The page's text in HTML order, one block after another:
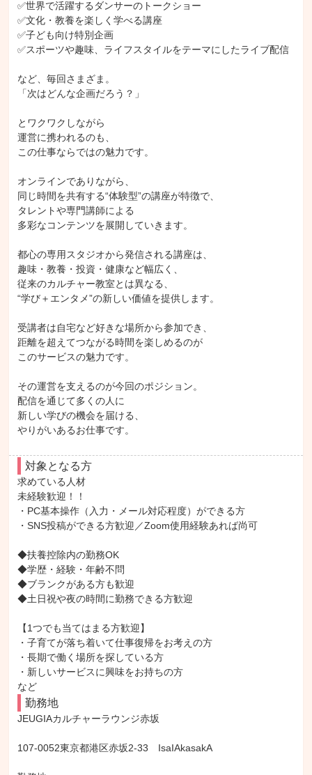
✅世界で活躍するダンサーのトークショー
✅文化・教養を楽しく学べる講座
✅子ども向け特別企画
✅スポーツや趣味、ライフスタイルをテーマにしたライブ配信
など、毎回さまざま。
「次はどんな企画だろう？」
とワクワクしながら
運営に携われるのも、
この仕事ならではの魅力です。
オンラインでありながら、
同じ時間を共有する“体験型”の講座が特徴で、
タレントや専門講師による
多彩なコンテンツを展開していきます。
都心の専用スタジオから発信される講座は、
趣味・教養・投資・健康など幅広く、
従来のカルチャー教室とは異なる、
“学び＋エンタメ”の新しい価値を提供します。
受講者は自宅など好きな場所から参加でき、
距離を超えてつながる時間を楽しめるのが
このサービスの魅力です。
その運営を支えるのが今回のポジション。
配信を通じて多くの人に
新しい学びの機会を届ける、
やりがいあるお仕事です。
対象となる方
求めている人材
未経験歓迎！！
・PC基本操作（入力・メール対応程度）ができる方
・SNS投稿ができる方歓迎／Zoom使用経験あれば尚可
◆扶養控除内の勤務OK
◆学歴・経験・年齢不問
◆ブランクがある方も歓迎
◆土日祝や夜の時間に勤務できる方歓迎
【1つでも当てはまる方歓迎】
・子育てが落ち着いて仕事復帰をお考えの方
・長期で働く場所を探している方
・新しいサービスに興味をお持ちの方
など
勤務地
JEUGIAカルチャーラウンジ赤坂
107-0052東京都港区赤坂2-33　IsaIAkasakA